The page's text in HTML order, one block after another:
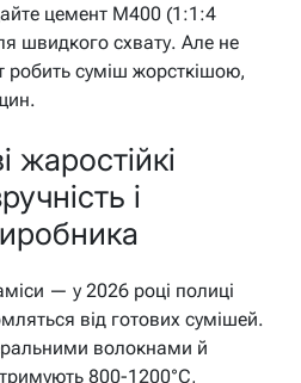
цемент М400 (1:1:4
швидкого схвату. Але не
суміш жорсткішою,
жаростійкі
і
— у 2026 році полиці
від готових сумішей.
волокнами й
800-1200°C,